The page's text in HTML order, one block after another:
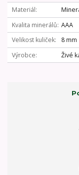
Materiál
Kvalita minerálů AAA
Velikost kuliček
8 mm
Výrobce
Živé